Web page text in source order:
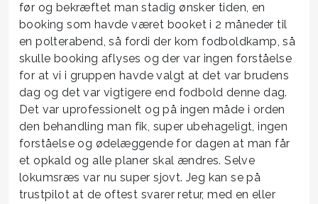
før og bekræftet man stadig ønsker tiden, en
booking som havde været booket i 2 måneder til
en polterabend, så fordi der kom fodboldkamp, så
skulle booking aflyses og der var ingen forståelse
for at vi i gruppen havde valgt at det var brudens
dag og det var vigtigere end fodbold denne dag.
Det var uprofessionelt og på ingen måde i orden
den behandling man fik, super ubehageligt, ingen
forståelse og ødelæggende for dagen at man får
et opkald og alle planer skal ændres. Selve
lokumsræs var nu super sjovt. Jeg kan se på
trustpilot at de oftest svarer retur, med en eller